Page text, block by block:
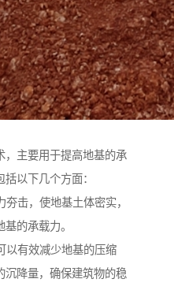
，主要用于提高地基的承
以下几个方面：
击，使地基土体密实，
的承载力。
以有效减少地基的压缩
沉降量，确保建筑物的稳